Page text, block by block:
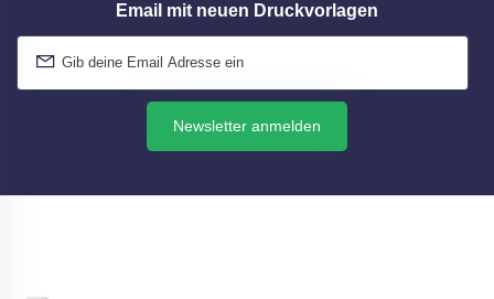
Email mit neuen Druckvorlagen
Newsletter anmelden